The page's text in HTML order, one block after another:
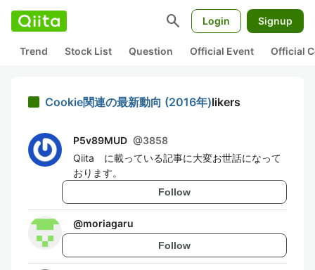
search Login Signup
Trend Stock List Question Official Event Official
Cookie関連の最新動向 (2016年)likers
P5v89MUD @3858
Qiita に載っている記事に大変お世話になって
おります。
Follow
@moriagaru
Follow